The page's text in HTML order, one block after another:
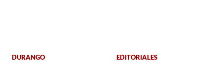
DURANGO EDITORIALES